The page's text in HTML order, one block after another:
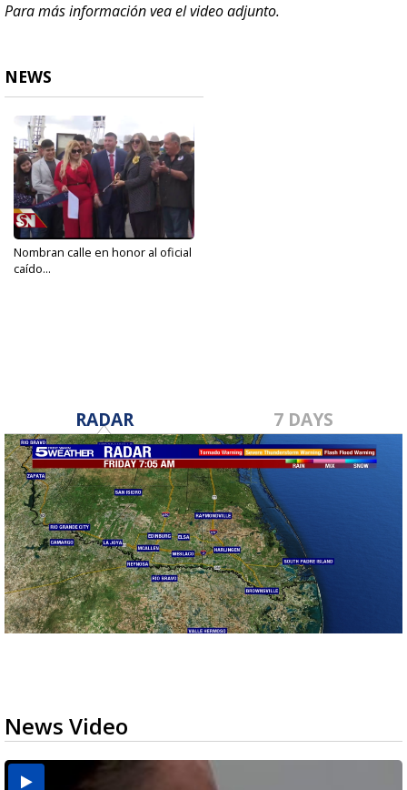
Para más información vea el video adjunto.
NEWS
Nombran calle en honor al oficial
caído...
RADAR 7 DAYS
News Video